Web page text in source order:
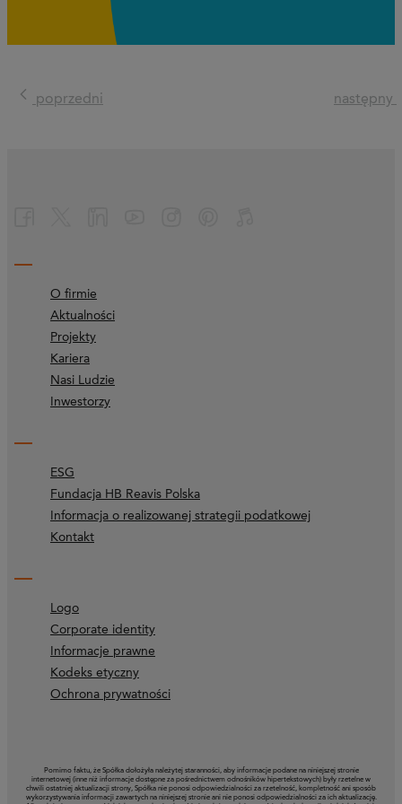
poprzedni następny
O firmie
Aktualności
Projekty
Kariera
Nasi Ludzie
Inwestorzy
ESG
Fundacja HB Reavis Polska
Informacja o realizowanej strategii podatkowej
Kontakt
Logo
Corporate identity
Informacje prawne
Kodeks etyczny
Ochrona prywatności
Pomimo faktu, że Spółka dołożyła należytej staranności, aby informacje podane na niniejszej stronie
internetowej (inne niż informacje dostępne za pośrednictwem odnośników hipertekstowych) były rzetelne w
chwili ostatniej aktualizacji strony, Spółka nie ponosi odpowiedzialności za rzetelność, kompletność ani sposób
wykorzystywania informacji zawartych na niniejszej stronie ani nie ponosi odpowiedzialności za ich aktualizację.